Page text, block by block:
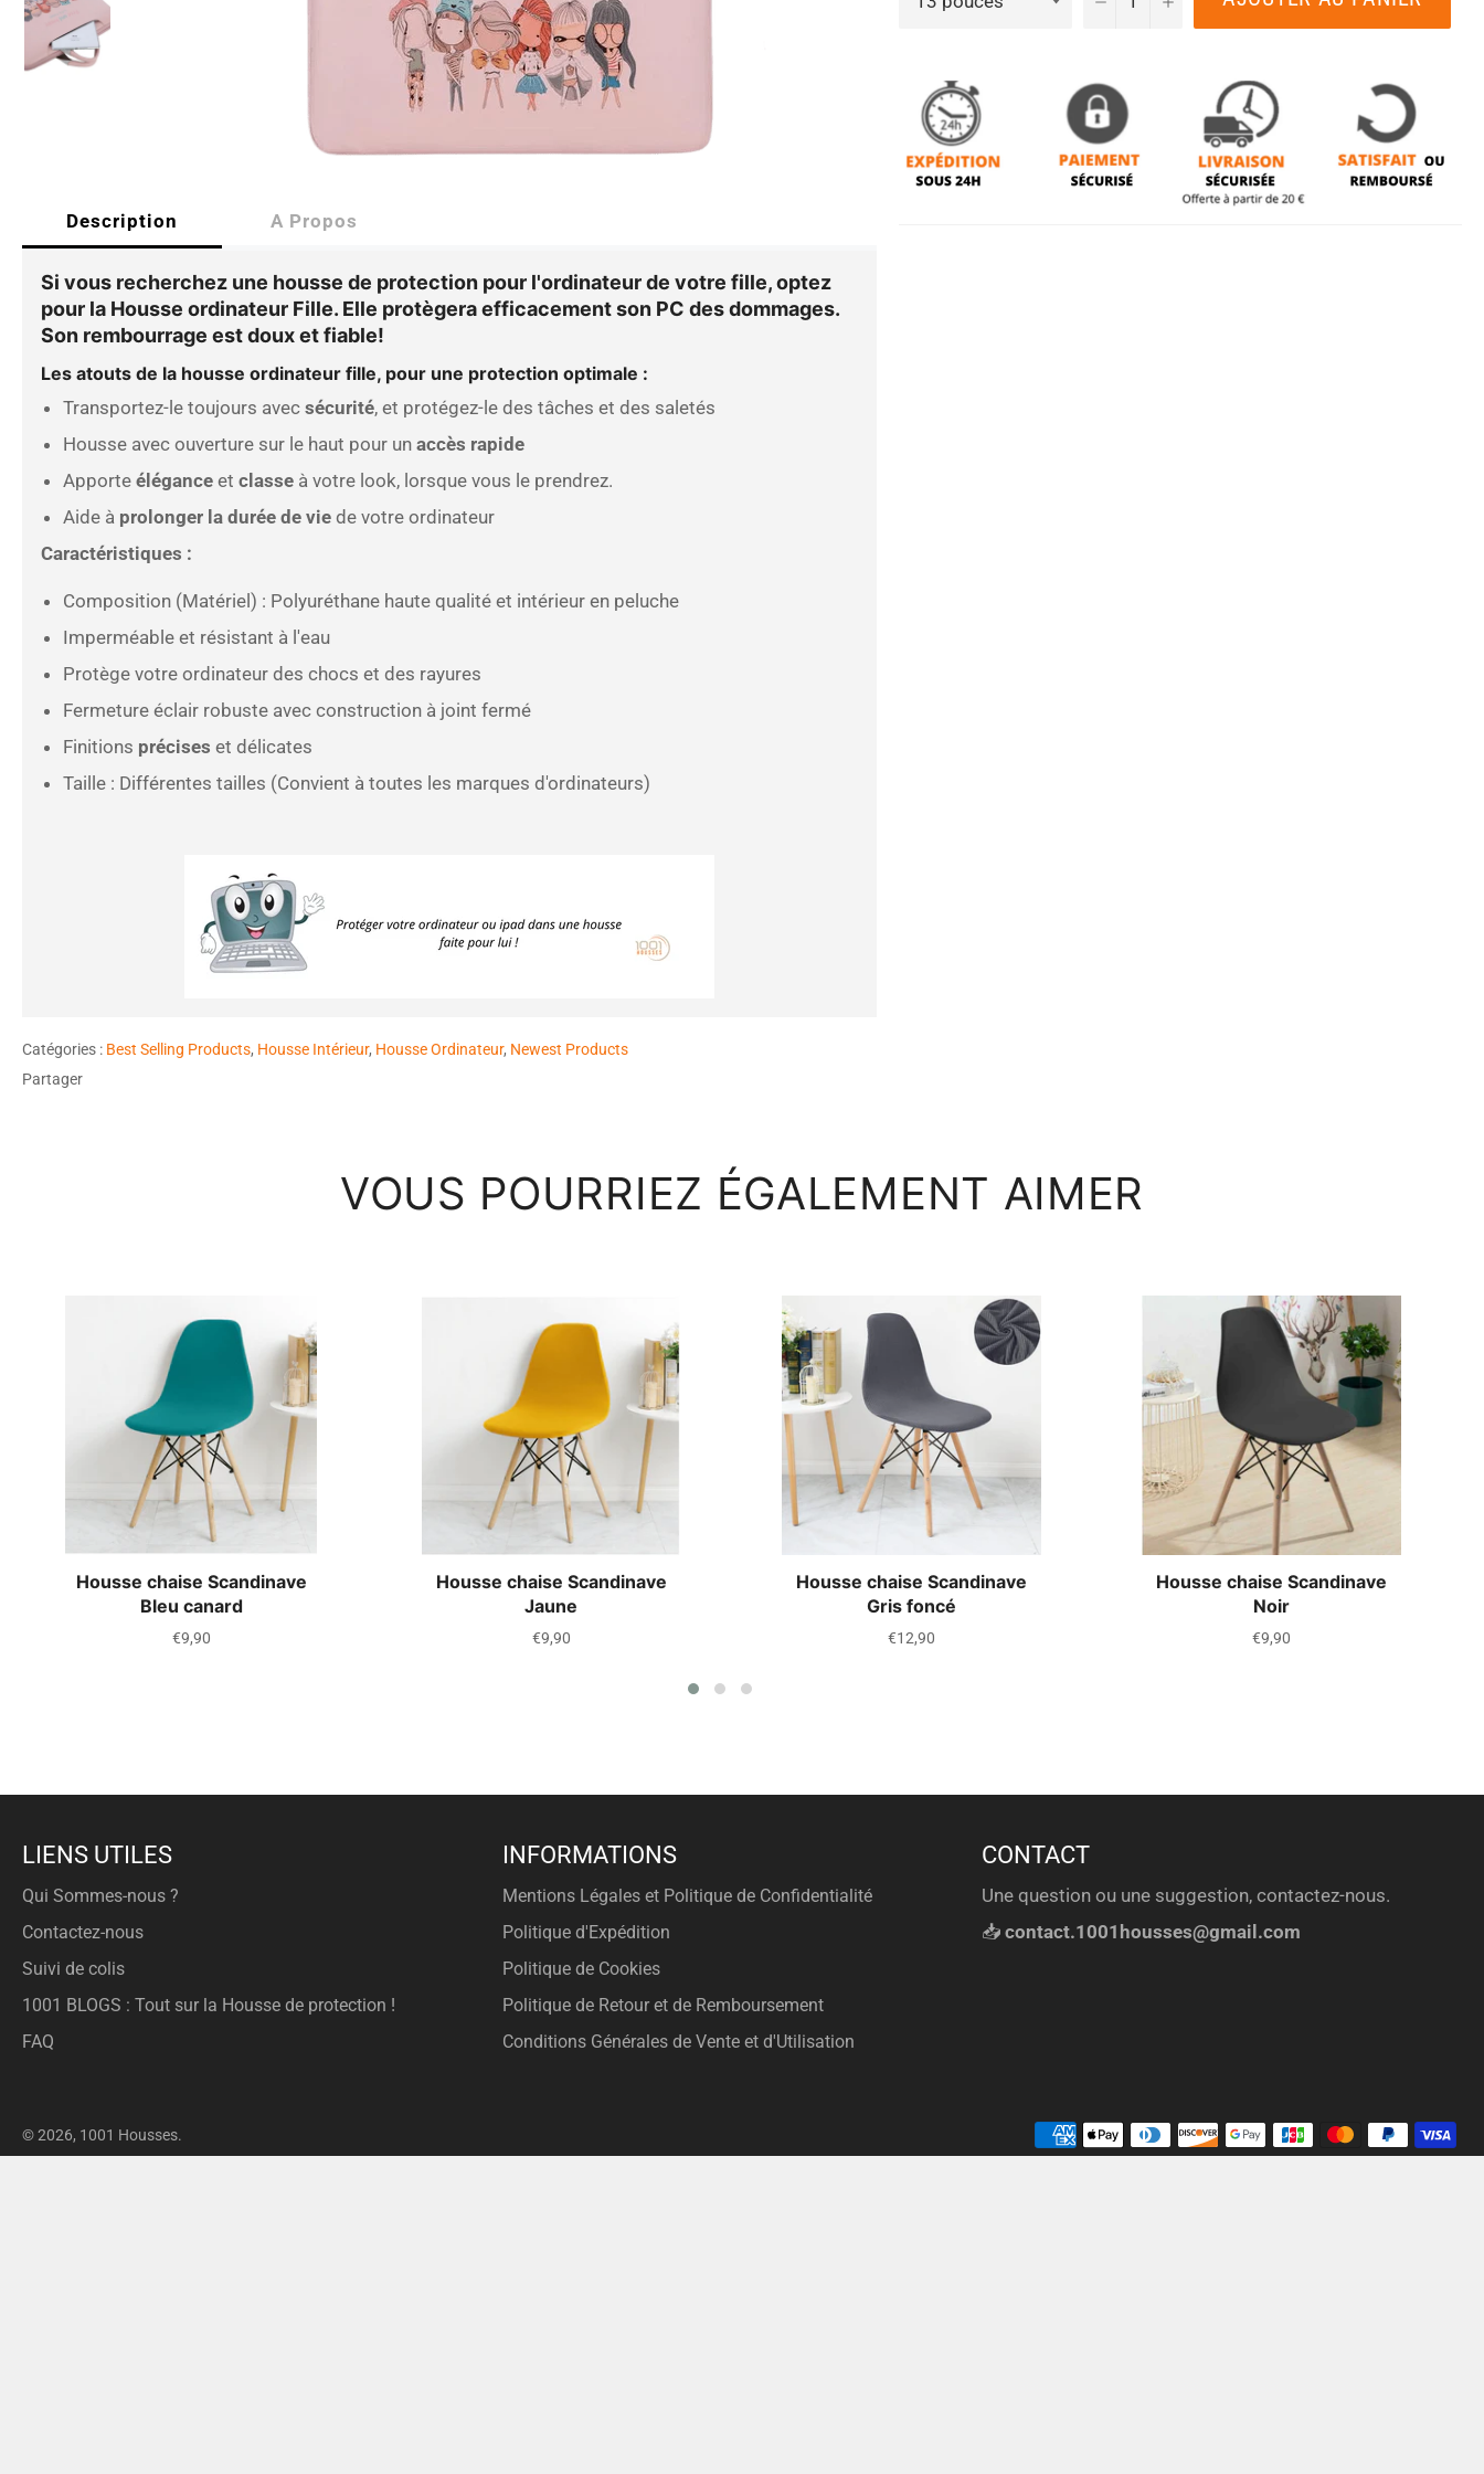
Description A Propos
Si vous recherchez une housse de protection pour l'ordinateur de votre fille, optez
pour la Housse ordinateur Fille. Elle protègera efficacement son PC des dommages.
Son rembourrage est doux et fiable!
Les atouts de la housse ordinateur fille, pour une protection optimale :
Transportez-le toujours avec sécurité, et protégez-le des tâches et des saletés
Housse avec ouverture sur le haut pour un accès rapide
Apporte élégance et classe à votre look, lorsque vous le prendrez.
Aide à prolonger la durée de vie de votre ordinateur
Caractéristiques :
Composition (Matériel) : Polyuréthane haute qualité et intérieur en peluche
Imperméable et résistant à l'eau
Protège votre ordinateur des chocs et des rayures
Fermeture éclair robuste avec construction à joint fermé
Finitions précises et délicates
Taille : Différentes tailles (Convient à toutes les marques d'ordinateurs)
Catégories : Best Selling Products, Housse Intérieur, Housse Ordinateur, Newest Products
Partager
VOUS POURRIEZ ÉGALEMENT AIMER
Housse chaise Scandinave
Bleu canard
Prix
€9,90
Housse chaise Scandinave
Jaune
Prix
€9,90
Housse chaise Scandinave
Gris foncé
Prix
€12,90
Housse chaise Scandinave
Noir
Prix
€9,90
LIENS UTILES
Qui Sommes-nous ?
Contactez-nous
Suivi de colis
1001 BLOGS : Tout sur la Housse de protection !
FAQ
INFORMATIONS
Mentions Légales et Politique de Confidentialité
Politique d'Expédition
Politique de Cookies
Politique de Retour et de Remboursement
Conditions Générales de Vente et d'Utilisation
CONTACT
Une question ou une suggestion, contactez-nous.
📥contact.1001housses@gmail.com
© 2026, 1001 Housses.